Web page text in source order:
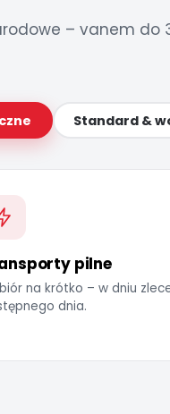
– vanem do
Standard &
pilne
na krótko – w dniu
dnia.